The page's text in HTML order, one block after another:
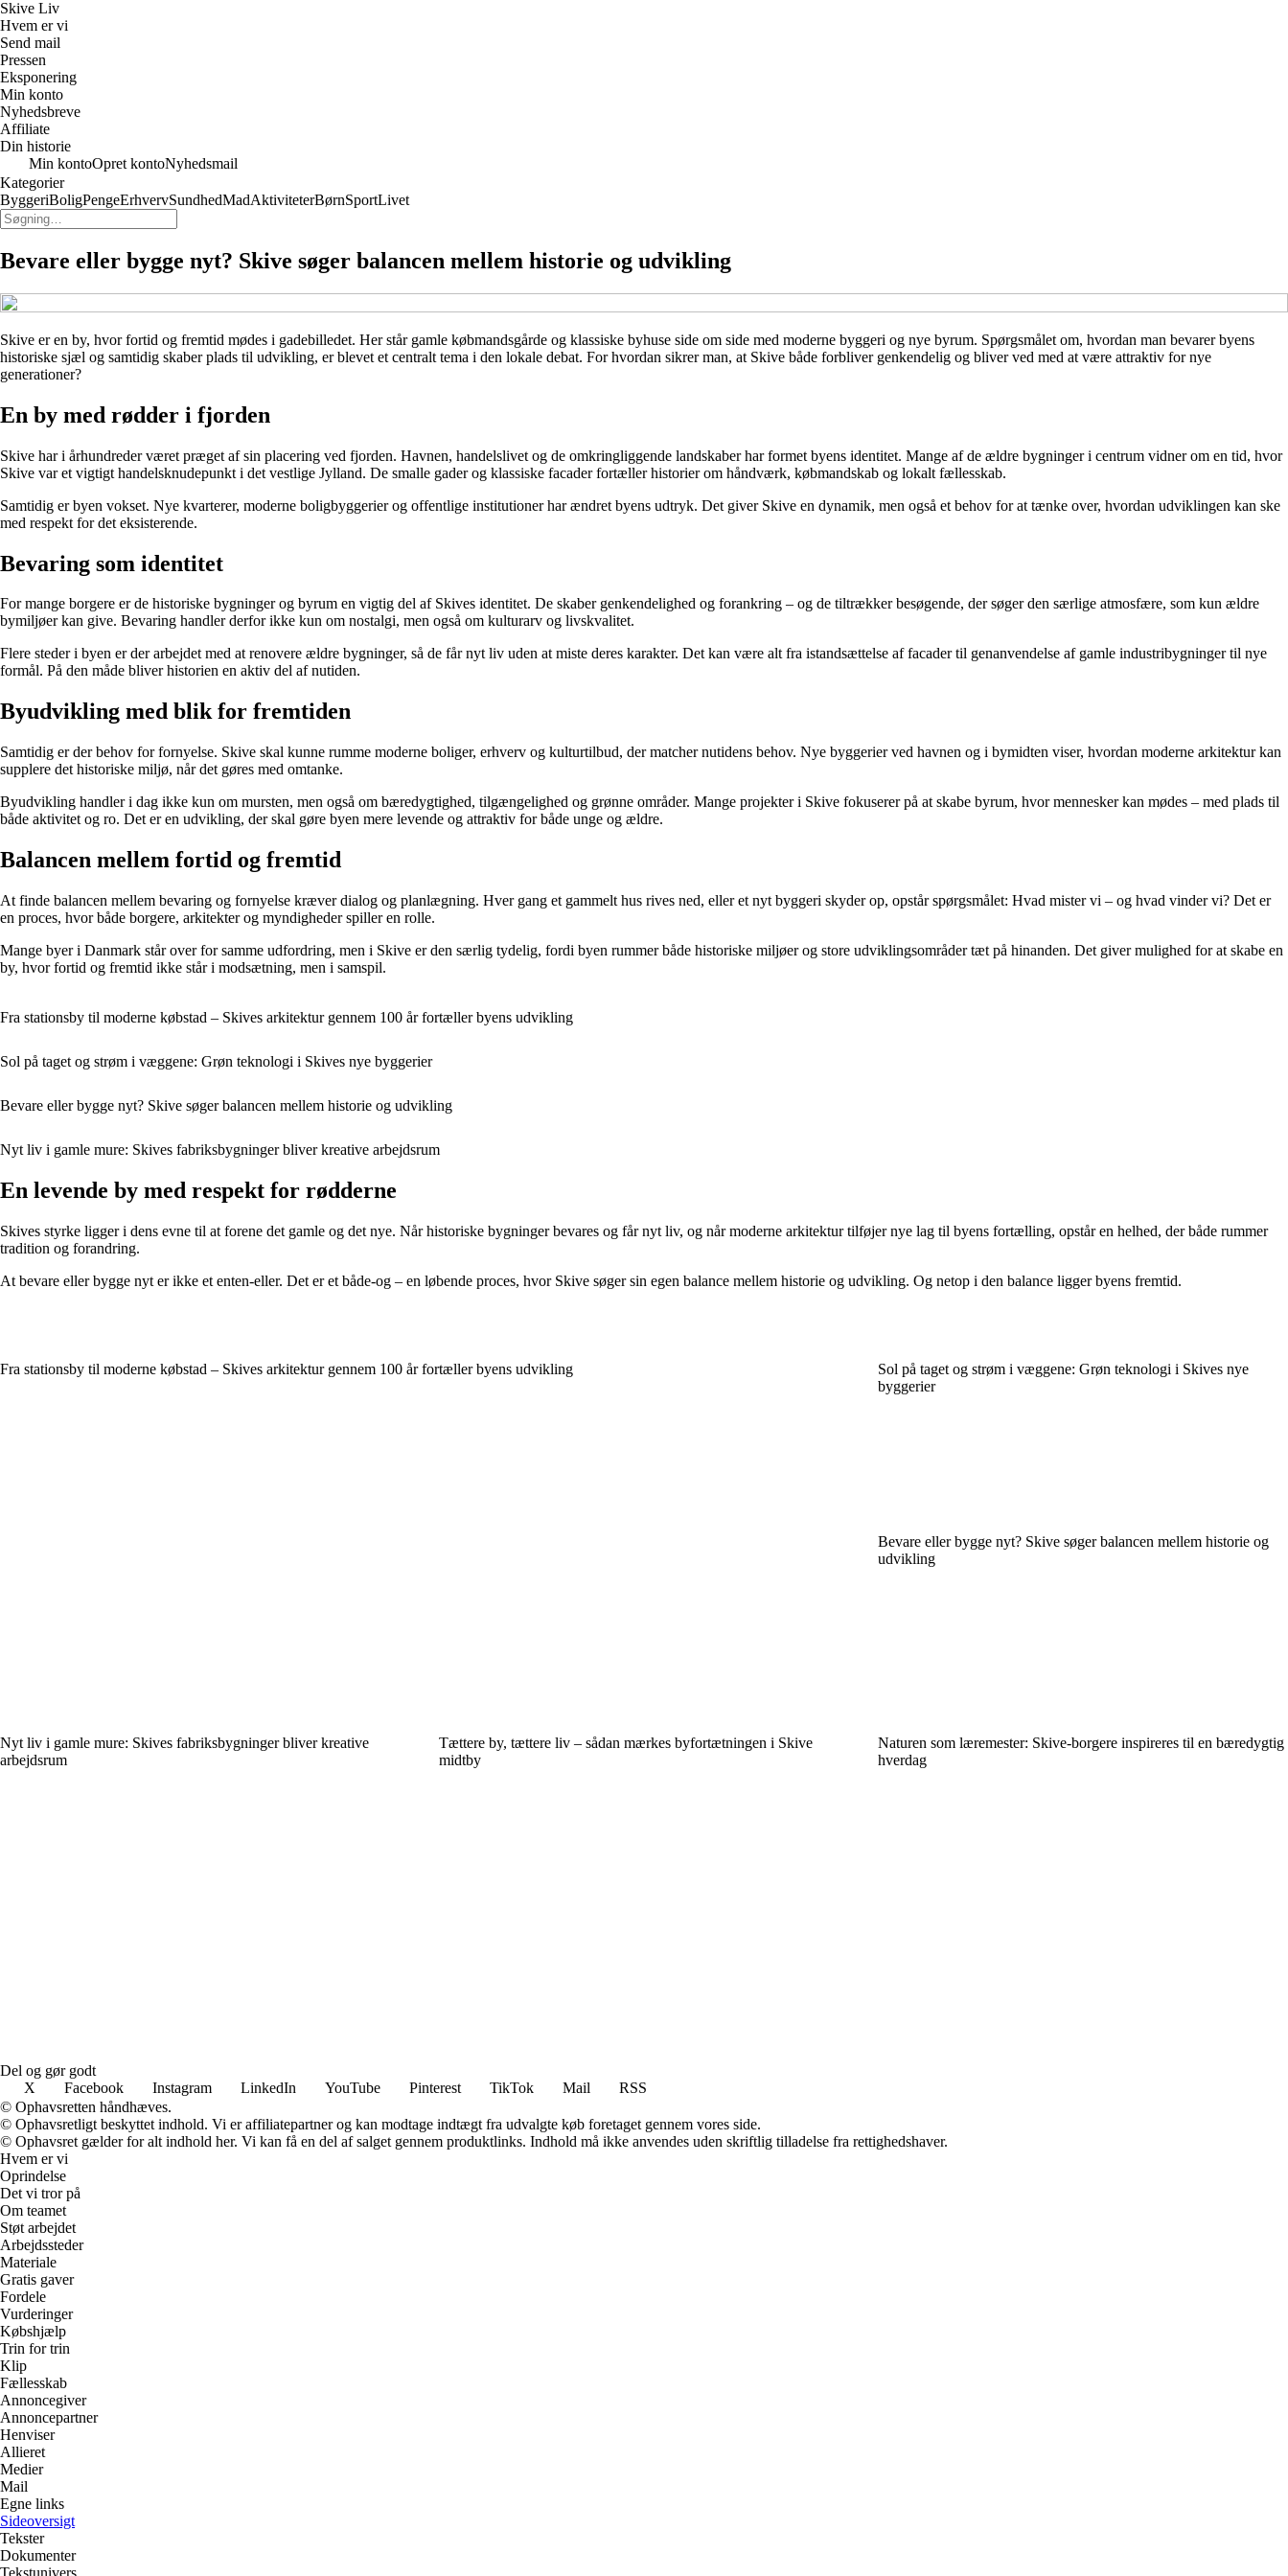
Skive Liv
Hvem er vi
Send mail
Pressen
Eksponering
Min konto
Nyhedsbreve
Affiliate
Din historie
Min kontoOpret kontoNyhedsmail
Kategorier
ByggeriBoligPengeErhvervSundhedMadAktiviteterBørnSportLivet
Bevare eller bygge nyt? Skive søger balancen mellem historie og udvikling
Skive er en by, hvor fortid og fremtid mødes i gadebilledet. Her står gamle købmandsgårde og klassiske byhuse side om side med moderne byggeri og nye byrum. Spørgsmålet om, hvordan man bevarer byens
historiske sjæl og samtidig skaber plads til udvikling, er blevet et centralt tema i den lokale debat. For hvordan sikrer man, at Skive både forbliver genkendelig og bliver ved med at være attraktiv for nye
generationer?
En by med rødder i fjorden
Skive har i århundreder været præget af sin placering ved fjorden. Havnen, handelslivet og de omkringliggende landskaber har formet byens identitet. Mange af de ældre bygninger i centrum vidner om en tid, hvor
Skive var et vigtigt handelsknudepunkt i det vestlige Jylland. De smalle gader og klassiske facader fortæller historier om håndværk, købmandskab og lokalt fællesskab.
Samtidig er byen vokset. Nye kvarterer, moderne boligbyggerier og offentlige institutioner har ændret byens udtryk. Det giver Skive en dynamik, men også et behov for at tænke over, hvordan udviklingen kan ske
med respekt for det eksisterende.
Bevaring som identitet
For mange borgere er de historiske bygninger og byrum en vigtig del af Skives identitet. De skaber genkendelighed og forankring – og de tiltrækker besøgende, der søger den særlige atmosfære, som kun ældre
bymiljøer kan give. Bevaring handler derfor ikke kun om nostalgi, men også om kulturarv og livskvalitet.
Flere steder i byen er der arbejdet med at renovere ældre bygninger, så de får nyt liv uden at miste deres karakter. Det kan være alt fra istandsættelse af facader til genanvendelse af gamle industribygninger til nye
formål. På den måde bliver historien en aktiv del af nutiden.
Byudvikling med blik for fremtiden
Samtidig er der behov for fornyelse. Skive skal kunne rumme moderne boliger, erhverv og kulturtilbud, der matcher nutidens behov. Nye byggerier ved havnen og i bymidten viser, hvordan moderne arkitektur kan
supplere det historiske miljø, når det gøres med omtanke.
Byudvikling handler i dag ikke kun om mursten, men også om bæredygtighed, tilgængelighed og grønne områder. Mange projekter i Skive fokuserer på at skabe byrum, hvor mennesker kan mødes – med plads til
både aktivitet og ro. Det er en udvikling, der skal gøre byen mere levende og attraktiv for både unge og ældre.
Balancen mellem fortid og fremtid
At finde balancen mellem bevaring og fornyelse kræver dialog og planlægning. Hver gang et gammelt hus rives ned, eller et nyt byggeri skyder op, opstår spørgsmålet: Hvad mister vi – og hvad vinder vi? Det er
en proces, hvor både borgere, arkitekter og myndigheder spiller en rolle.
Mange byer i Danmark står over for samme udfordring, men i Skive er den særlig tydelig, fordi byen rummer både historiske miljøer og store udviklingsområder tæt på hinanden. Det giver mulighed for at skabe en
by, hvor fortid og fremtid ikke står i modsætning, men i samspil.
Fra stationsby til moderne købstad – Skives arkitektur gennem 100 år fortæller byens udvikling
Sol på taget og strøm i væggene: Grøn teknologi i Skives nye byggerier
Bevare eller bygge nyt? Skive søger balancen mellem historie og udvikling
Nyt liv i gamle mure: Skives fabriksbygninger bliver kreative arbejdsrum
En levende by med respekt for rødderne
Skives styrke ligger i dens evne til at forene det gamle og det nye. Når historiske bygninger bevares og får nyt liv, og når moderne arkitektur tilføjer nye lag til byens fortælling, opstår en helhed, der både rummer
tradition og forandring.
At bevare eller bygge nyt er ikke et enten-eller. Det er et både-og – en løbende proces, hvor Skive søger sin egen balance mellem historie og udvikling. Og netop i den balance ligger byens fremtid.
Fra stationsby til moderne købstad – Skives arkitektur gennem 100 år fortæller byens udvikling
Sol på taget og strøm i væggene: Grøn teknologi i Skives nye
byggerier
Bevare eller bygge nyt? Skive søger balancen mellem historie og
udvikling
Nyt liv i gamle mure: Skives fabriksbygninger bliver kreative
arbejdsrum
Tættere by, tættere liv – sådan mærkes byfortætningen i Skive
midtby
Naturen som læremester: Skive-borgere inspireres til en bæredygtig
hverdag
Del og gør godt
X
Facebook Instagram LinkedIn YouTube Pinterest TikTok Mail
RSS
© Ophavsretten håndhæves.
© Ophavsretligt beskyttet indhold. Vi er affiliatepartner og kan modtage indtægt fra udvalgte køb foretaget gennem vores side.
© Ophavsret gælder for alt indhold her. Vi kan få en del af salget gennem produktlinks. Indhold må ikke anvendes uden skriftlig tilladelse fra rettighedshaver.
Hvem er vi
Oprindelse
Det vi tror på
Om teamet
Støt arbejdet
Arbejdssteder
Materiale
Gratis gaver
Fordele
Vurderinger
Købshjælp
Trin for trin
Klip
Fællesskab
Annoncegiver
Annoncepartner
Henviser
Allieret
Medier
Mail
Egne links
Sideoversigt
Tekster
Dokumenter
Tekstunivers